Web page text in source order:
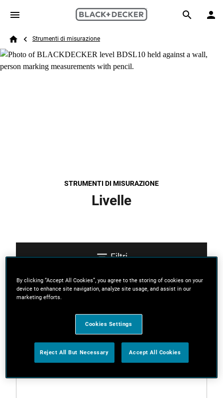
Skip to main content
Search
Breadcrumb
Strumenti di misurazione
STRUMENTI DI MISURAZIONE
Livelle
Filtri
Ordina
By clicking “Accept All Cookies”, you agree to the storing of cookies on your
device to enhance site navigation, analyze site usage, and assist in our
marketing efforts.
Cookies Settings
Reject All But Necessary Accept All Cookies